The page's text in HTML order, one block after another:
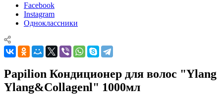
Facebook
Instagram
Одноклассники
Papilion Кондиционер для волос "Ylang
Ylang&Collagenl" 1000мл